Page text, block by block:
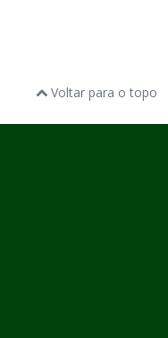
Voltar para o topo